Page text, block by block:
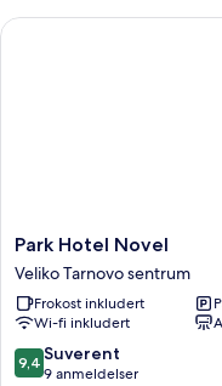
Park
Hotel
Novel
Veliko
Tarnovo
sentrum
Park Hotel Novel
Veliko Tarnovo sentrum
Frokost inkludert
Wi-fi inkludert
9.4
av
9,4 Suverent
9 anmeldelser
Park Hotel Novel